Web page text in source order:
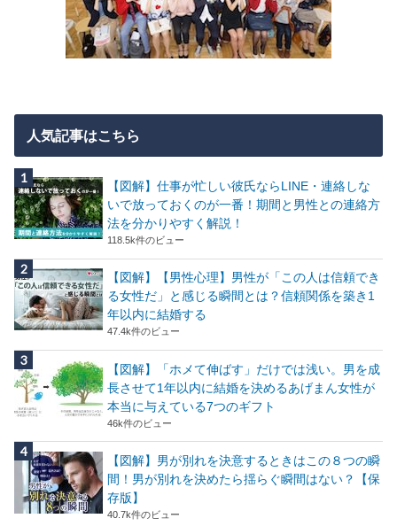
人気記事はこちら
【図解】仕事が忙しい彼氏ならLINE・連絡しな
いで放っておくのが一番！期間と男性との連絡方
法を分かりやすく解説！
118.5k件のビュー
【図解】【男性心理】男性が「この人は信頼でき
る女性だ」と感じる瞬間とは？信頼関係を築き1
年以内に結婚する
47.4k件のビュー
【図解】「ホメて伸ばす」だけでは浅い。男を成
長させて1年以内に結婚を決めるあげまん女性が
本当に与えている7つのギフト
46k件のビュー
【図解】男が別れを決意するときはこの８つの瞬
間！男が別れを決めたら揺らぐ瞬間はない？【保
存版】
40.7k件のビュー